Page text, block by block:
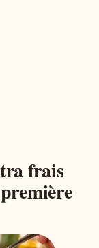
frais